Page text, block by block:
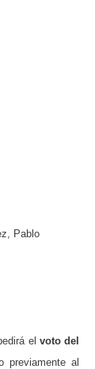
Pablo
el voto del
previamente al